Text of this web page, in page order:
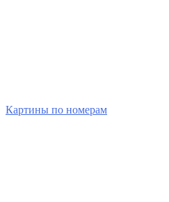
Картины по номерам